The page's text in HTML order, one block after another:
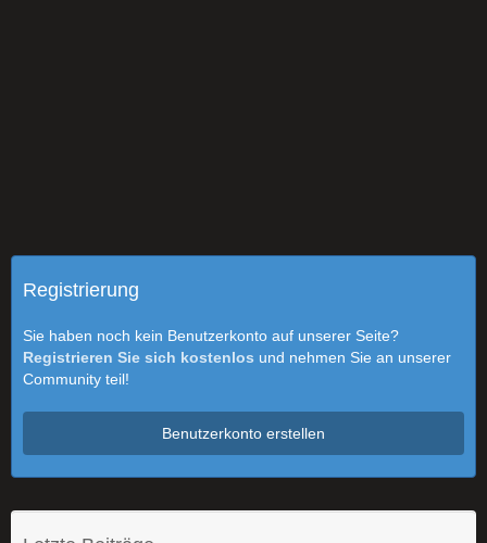
Registrierung
Sie haben noch kein Benutzerkonto auf unserer Seite?
Registrieren Sie sich kostenlos und nehmen Sie an unserer
Community teil!
Benutzerkonto erstellen